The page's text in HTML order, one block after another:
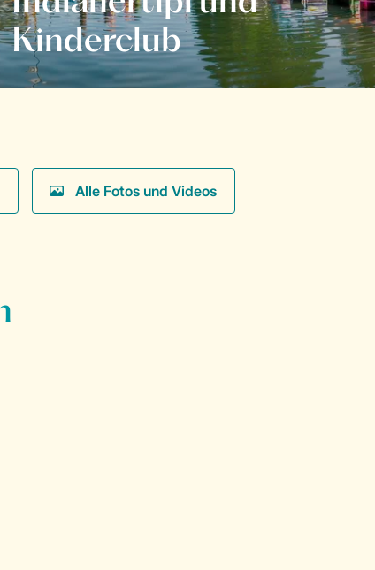
Kinderclub
Alle Fotos und Videos